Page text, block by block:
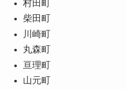
村田町
柴田町
川崎町
丸森町
亘理町
山元町